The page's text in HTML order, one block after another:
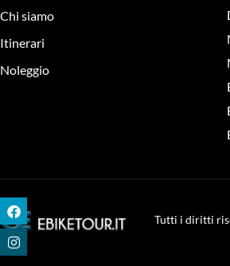
Chi siamo
Itinerari
Noleggio
Tutti i diritti